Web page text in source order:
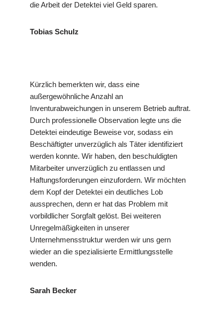
die Arbeit der Detektei viel Geld sparen.
Tobias Schulz
Kürzlich bemerkten wir, dass eine
außergewöhnliche Anzahl an
Inventurabweichungen in unserem Betrieb auftrat.
Durch professionelle Observation legte uns die
Detektei eindeutige Beweise vor, sodass ein
Beschäftigter unverzüglich als Täter identifiziert
werden konnte. Wir haben, den beschuldigten
Mitarbeiter unverzüglich zu entlassen und
Haftungsforderungen einzufordern. Wir möchten
dem Kopf der Detektei ein deutliches Lob
aussprechen, denn er hat das Problem mit
vorbildlicher Sorgfalt gelöst. Bei weiteren
Unregelmäßigkeiten in unserer
Unternehmensstruktur werden wir uns gern
wieder an die spezialisierte Ermittlungsstelle
wenden.
Sarah Becker